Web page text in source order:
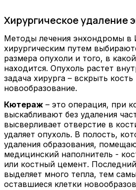
Хирургическое удаление
Методы лечения энхондромы в
хирургическим путем
размера опухоли и того, в
находится. Опухоль растет
задача хирурга – вскрыть кость
новообразование.
Кютераж – это операция, при
выскабливают без удаления
высверливает отверстие в
удаляет опухоль. В полость,
удаления образования,
медицинский наполнитель -
или костный цемент.
выделяет много тепла, тем
оставшиеся клетки